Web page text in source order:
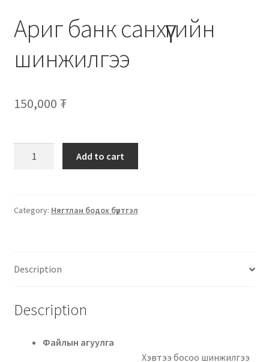
Хөдөлмөрийн багц баримт
Хүний нөөцийн бодлогын баримт
Шүүхэд нэхэмжлэл гаргах загварууд
Ариг банк санхүүгийн
шинжилгээ
150,000 ₮
Add to cart
Category: Нягтлан бодох бүртгэл
Description
Description
Файлын агуулга
Хэвтээ босоо шинжилгээ